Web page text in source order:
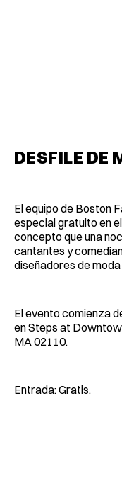
DESFILE DE
El equipo de Boston
especial gratuito en
concepto que una
cantantes y
diseñadores de
El evento comienza
en Steps at
MA 02110.
Entrada: Gratis.